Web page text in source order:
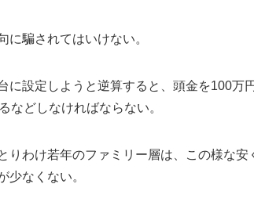
に騙されてはいけない。
に設定しようと逆算すると、頭金を100万
などしなければならない。
りわけ若年のファミリー層は、この様な
少なくない。